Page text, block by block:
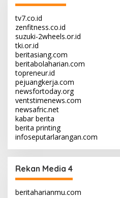
tv7.co.id
zenfitness.co.id
suzuki-2wheels.or.id
tki.or.id
beritasiang.com
beritabolaharian.com
topreneur.id
pejuangkerja.com
newsfortoday.org
ventstimenews.com
newsafric.net
kabar berita
berita printing
infoseputarlarangan.com
Rekan Media 4
beritaharianmu.com